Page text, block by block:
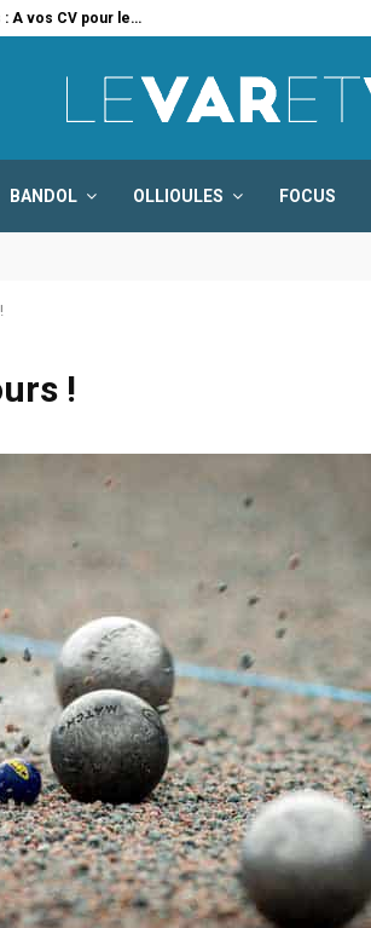
: A vos CV pour le…
BANDOL OLLIOULES FOCUS
!